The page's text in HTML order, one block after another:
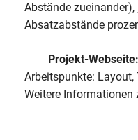
Abstände
Absatzabstände
Projekt-Webseite:
Arbeitspunkte: Layout,
Weitere Informationen